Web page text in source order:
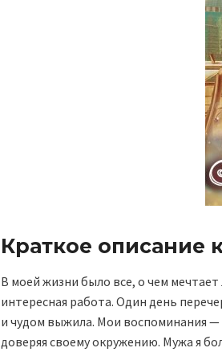
Краткое описание
В моей жизни было все, о чем
интересная работа. Один день
и чудом выжила. Мои воспоминания —
доверяя своему окружению. Мужа я